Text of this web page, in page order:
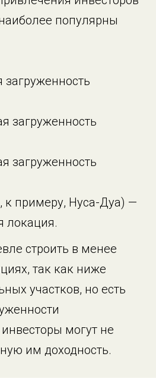
популярны
загруженность
загруженность
к примеру, Нуса-Дуа) —
локация.
строить в менее
так как ниже
участков, но есть
могут не
им доходность.